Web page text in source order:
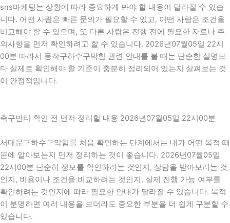
sns마케팅는 상황에 따라 중요하게 봐야 할 내용이 달라질 수 있습
니다. 어떤 사람은 빠른 문의가 필요할 수 있고, 어떤 사람은 조건을
비교해야 할 수 있으며, 또 다른 사람은 진행 전에 필요한 자료나 주
의사항을 먼저 확인하려고 할 수 있습니다. 2026년07월05일 22시
00분 따라서 동작구하수구막힘 관련 안내를 볼 때는 단순한 설명보
다 실제로 확인해야 할 기준이 충분히 정리되어 있는지 살펴보는 것
이 안정적입니다.
축구반티 확인 전 먼저 정리할 내용 2026년07월05일 22시00분
서대문구하수구막힘를 처음 확인하는 단계에서는 내가 어떤 목적 때
문에 알아보는지 먼저 정리하는 것이 좋습니다. 2026년07월05일
22시00분 단순히 정보를 확인하려는 것인지, 상담을 받아보려는 것
인지, 비용이나 조건을 비교하려는 것인지, 실제 진행 가능 여부를
확인하려는 것인지에 따라 필요한 안내가 달라질 수 있습니다. 목적
이 분명하면 여러 내용을 보더라도 중요한 부분을 더 쉽게 구분할 수
있습니다.